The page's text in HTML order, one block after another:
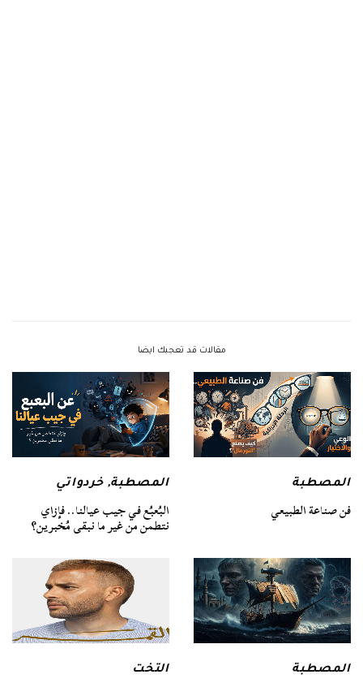
مقالات قد تعجبك ايضا
المصطبة
فن صناعة الطبيعي
المصطبة,خردواتي
البُعبُع في جيب عيالنا.. فإزاي
نتطمن من غير ما نبقى مُخبرين؟
المصطبة التخت